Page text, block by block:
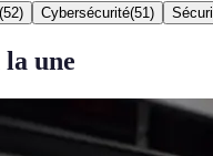
(52) Cybersécurité(51 )
une